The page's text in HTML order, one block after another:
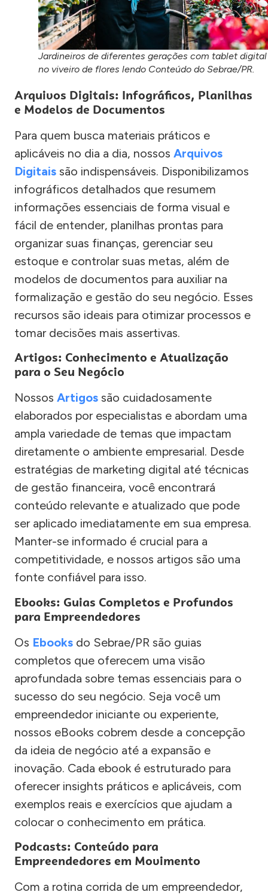
Jardineiros de diferentes gerações com tablet digital
no viveiro de flores lendo Conteúdo do Sebrae/PR.
Arquivos Digitais: Infográficos, Planilhas
e Modelos de Documentos
Para quem busca materiais práticos e
aplicáveis no dia a dia, nossos Arquivos
Digitais são indispensáveis. Disponibilizamos
infográficos detalhados que resumem
informações essenciais de forma visual e
fácil de entender, planilhas prontas para
organizar suas finanças, gerenciar seu
estoque e controlar suas metas, além de
modelos de documentos para auxiliar na
formalização e gestão do seu negócio. Esses
recursos são ideais para otimizar processos e
tomar decisões mais assertivas.
Artigos: Conhecimento e Atualização
para o Seu Negócio
Nossos Artigos são cuidadosamente
elaborados por especialistas e abordam uma
ampla variedade de temas que impactam
diretamente o ambiente empresarial. Desde
estratégias de marketing digital até técnicas
de gestão financeira, você encontrará
conteúdo relevante e atualizado que pode
ser aplicado imediatamente em sua empresa.
Manter-se informado é crucial para a
competitividade, e nossos artigos são uma
fonte confiável para isso.
Ebooks: Guias Completos e Profundos
para Empreendedores
Os Ebooks do Sebrae/PR são guias
completos que oferecem uma visão
aprofundada sobre temas essenciais para o
sucesso do seu negócio. Seja você um
empreendedor iniciante ou experiente,
nossos eBooks cobrem desde a concepção
da ideia de negócio até a expansão e
inovação. Cada ebook é estruturado para
oferecer insights práticos e aplicáveis, com
exemplos reais e exercícios que ajudam a
colocar o conhecimento em prática.
Podcasts: Conteúdo para
Empreendedores em Movimento
Com a rotina corrida de um empreendedor,